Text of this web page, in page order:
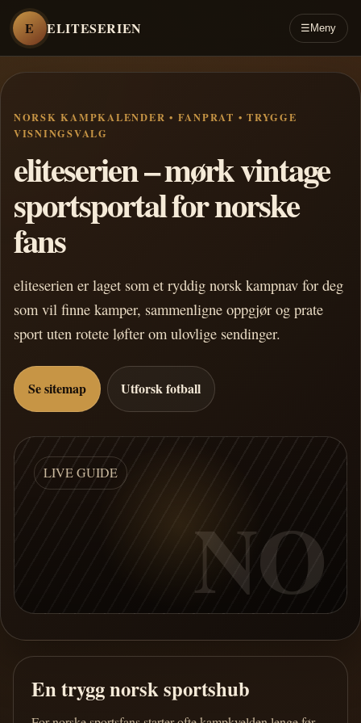
E ELITESERIEN ☰ Meny
NORSK KAMPKALENDER • FANPRAT • TRYGGE
VISNINGSVALG
eliteserien – mørk vintage
sportsportal for norske
fans
eliteserien er laget som et ryddig norsk kampnav for deg
som vil finne kamper, sammenligne oppgjør og prate
sport uten rotete løfter om ulovlige sendinger.
Se sitemap Utforsk fotball
LIVE GUIDE
NO
En trygg norsk sportshub